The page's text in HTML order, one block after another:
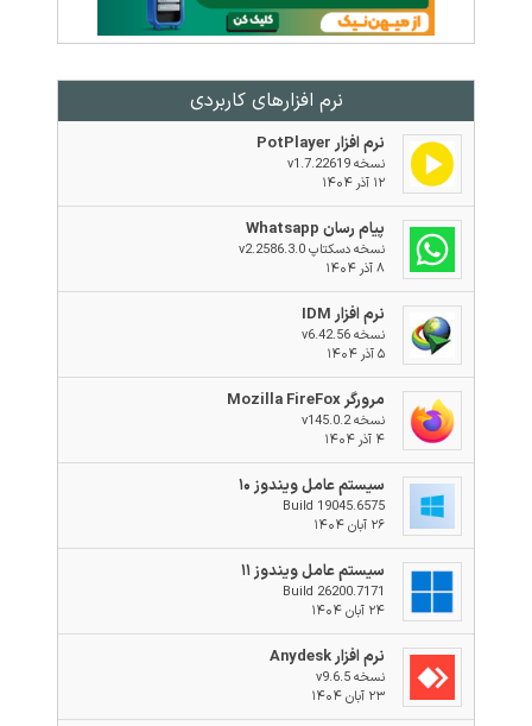
نرم افزار‌های کاربردی
نرم افزار PotPlayer
نسخه v1.7.22619
۱۲ آذر ۱۴۰۴
پیام رسان Whatsapp
نسخه دسکتاپ v2.2586.3.0
۸ آذر ۱۴۰۴
نرم افزار IDM
نسخه v6.42.56
۵ آذر ۱۴۰۴
مرورگر Mozilla FireFox
نسخه v145.0.2
۴ آذر ۱۴۰۴
سیستم عامل ویندوز ۱۰
Build 19045.6575
۲۶ آبان ۱۴۰۴
سیستم عامل ویندوز ۱۱
Build 26200.7171
۲۴ آبان ۱۴۰۴
نرم افزار Anydesk
نسخه v9.6.5
۲۳ آبان ۱۴۰۴